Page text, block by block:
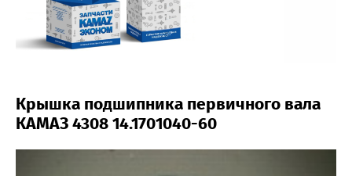
Крышка подшипника первичного вала
КАМАЗ 4308 14.1701040-60